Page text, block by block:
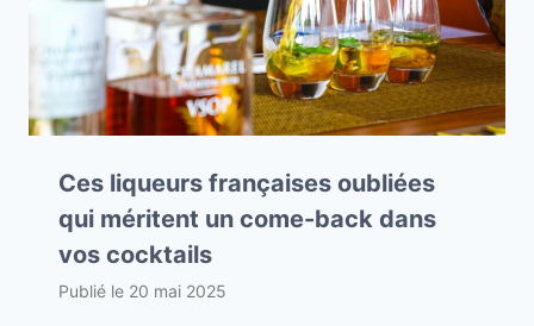
Ces liqueurs françaises oubliées
qui méritent un come-back dans
vos cocktails
Publié le 20 mai 2025